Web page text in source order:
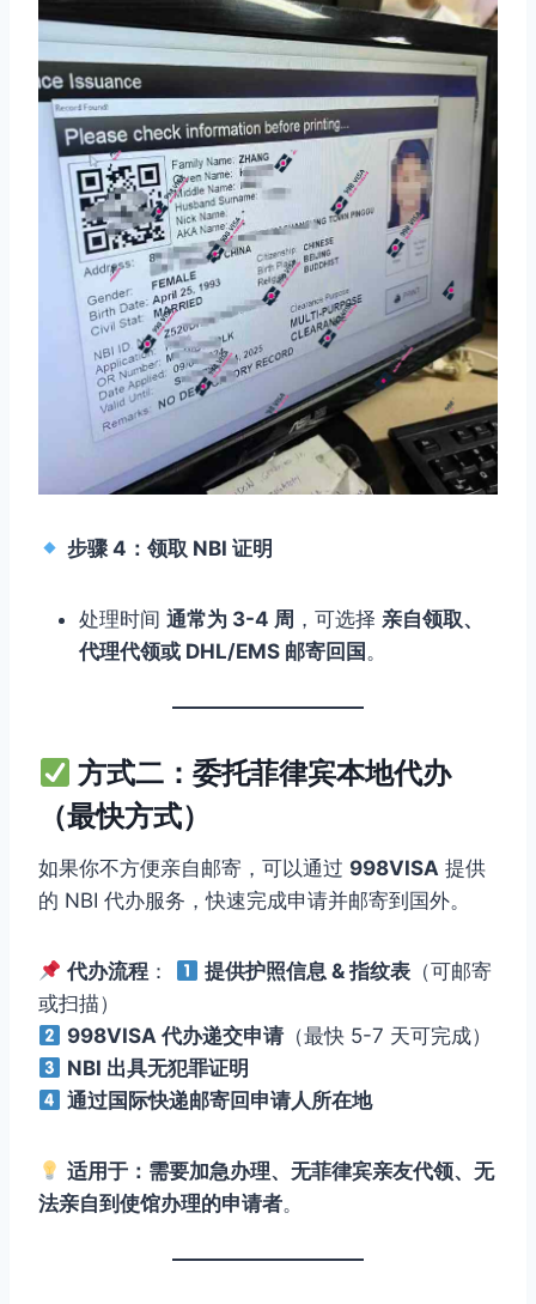
步骤 4：领取 NBI 证明
处理时间 通常为 3-4 周 ，可选择 亲自领取、
代理代领或 DHL/EMS 邮寄回国 。
方式二：委托菲律宾本地代办
（最快方式）
如果你不方便亲自邮寄，可以通过 998VISA 提供
的 NBI 代办服务，快速完成申请并邮寄到国外。
代办流程 ： 提供护照信息 & 指纹表（可邮寄
或扫描）
998VISA 代办递交申请 （最快 5-7 天可完成）
NBI 出具无犯罪证明
通过国际快递邮寄回申请人所在地
适用于：需要加急办理、无菲律宾亲友代领、无
法亲自到使馆办理的申请者。